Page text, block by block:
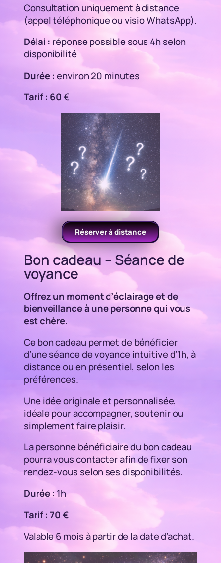
Consultation uniquement à distance
(appel téléphonique ou visio WhatsApp).
Délai : réponse possible sous 4h selon
disponibilité
Durée :environ 20 minutes
Tarif : 60€
Réserver à distance
Bon cadeau – Séance de
voyance
Offrez un moment d’éclairage et de
bienveillance à une personne qui vous
est chère.
Ce bon cadeau permet de bénéficier
d’une séance de voyance intuitive d’1h, à
distance ou en présentiel, selon les
préférences.
Une idée originale et personnalisée,
idéale pour accompagner, soutenir ou
simplement faire plaisir.
La personne bénéficiaire du bon cadeau
pourra vous contacter afin de fixer son
rendez-vous selon ses disponibilités.
Durée : 1h
Tarif : 70 €
Valable 6 mois à partir de la date d’achat.